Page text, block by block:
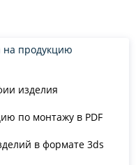
изделия
по монтажу в PDF
в формате 3ds
на продукцию